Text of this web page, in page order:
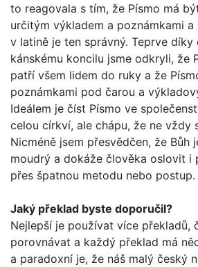
to reagovala s tím, že Písmo má
určitým výkladem a poznámkami
v latině je ten správný. Teprve
kánskému koncilu jsme odkryli, že
patří všem lidem do ruky a že
poznámkami pod čarou a
Ideálem je číst Písmo ve
celou církví, ale chápu, že ne vždy
Nicméně jsem přesvědčen, že Bůh
moudrý a dokáže člověka oslovit i
přes špatnou metodu nebo postup.
Jaký překlad byste doporučil?
Nejlepší je používat více překladů,
porovnávat a každý překlad má
a paradoxní je, že náš malý český